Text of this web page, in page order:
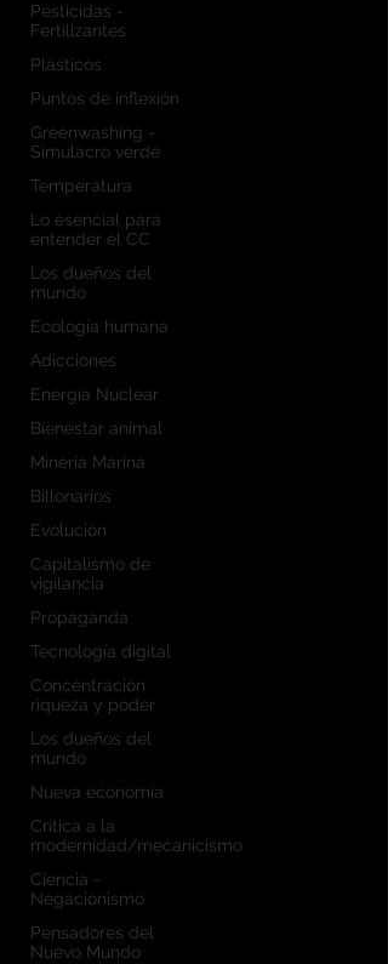
Pesticidas -
Fertilizantes
Plásticos
Puntos de inflexión
Greenwashing -
Simulacro verde
Temperatura
Lo esencial para
entender el CC
Los dueños del
mundo
Ecología humana
Adicciones
Energía Nuclear
Bienestar animal
Minería Marina
Billonarios
Evolución
Capitalismo de
vigilancia
Propaganda
Tecnología digital
Concentración
riqueza y poder
Los dueños del
mundo
Nueva economía
Crítica a la
modernidad/mecanicismo
Ciencia -
Negacionismo
Pensadores del
Nuevo Mundo